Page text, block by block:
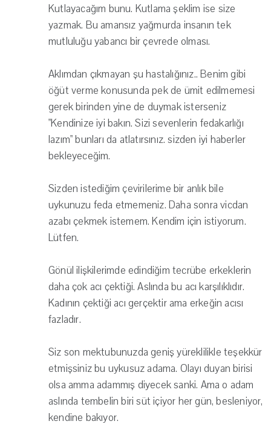
Kutlayacağım bunu. Kutlama şeklim ise size
yazmak. Bu amansız yağmurda insanın tek
mutluluğu yabancı bir çevrede olması.
Aklımdan çıkmayan şu hastalığınız.. Benim gibi
öğüt verme konusunda pek de ümit edilmemesi
gerek birinden yine de duymak isterseniz
"Kendinize iyi bakın. Sizi sevenlerin fedakarlığı
lazım" bunları da atlatırsınız. sizden iyi haberler
bekleyeceğim.
Sizden istediğim çevirilerime bir anlık bile
uykunuzu feda etmemeniz. Daha sonra vicdan
azabı çekmek istemem. Kendim için istiyorum.
Lütfen.
Gönül ilişkilerimde edindiğim tecrübe erkeklerin
daha çok acı çektiği. Aslında bu acı karşılıklıdır.
Kadının çektiği acı gerçektir ama erkeğin acısı
fazladır.
Siz son mektubunuzda geniş yüreklilikle teşekkür
etmişsiniz bu uykusuz adama. Olayı duyan birisi
olsa amma adammış diyecek sanki. Ama o adam
aslında tembelin biri süt içiyor her gün, besleniyor,
kendine bakıyor.